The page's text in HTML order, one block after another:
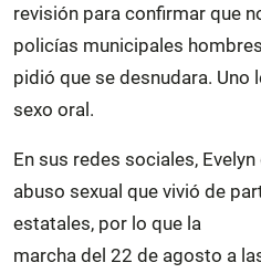
revisión para confirmar que
policías municipales
pidió que se desnudara. Uno
sexo oral.
En sus redes sociales,
abuso sexual que vivió de
estatales, por lo que la
marcha del 22 de agosto a